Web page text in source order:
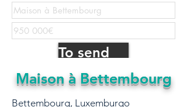
To send
Maison à Bettembourg
Bettembourg, Luxemburgo